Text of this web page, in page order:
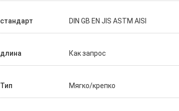
Hovig Аллан
стандарт DIN GB EN JIS ASTM AISI
длина Как запрос
Тип Мягко/крепко